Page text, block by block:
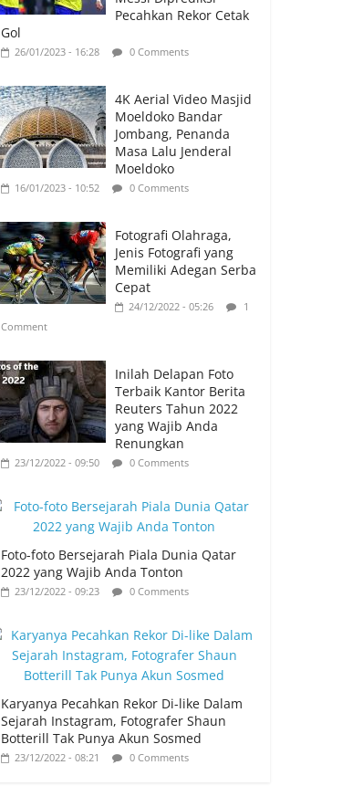
Pecahkan Rekor Cetak
Gol
26/01/2023 - 16:28 0 Comments
4K Aerial Video Masjid
Moeldoko Bandar
Jombang, Penanda
Masa Lalu Jenderal
Moeldoko
16/01/2023 - 10:52 0 Comments
Fotografi Olahraga,
Jenis Fotografi yang
Memiliki Adegan Serba
Cepat
24/12/2022 - 05:26
1
Comment
Inilah Delapan Foto
Terbaik Kantor Berita
Reuters Tahun 2022
yang Wajib Anda
Renungkan
23/12/2022 - 09:50 0 Comments
Foto-foto Bersejarah Piala Dunia Qatar
2022 yang Wajib Anda Tonton
23/12/2022 - 09:23 0 Comments
Karyanya Pecahkan Rekor Di-like Dalam
Sejarah Instagram, Fotografer Shaun
Botterill Tak Punya Akun Sosmed
23/12/2022 - 08:21 0 Comments